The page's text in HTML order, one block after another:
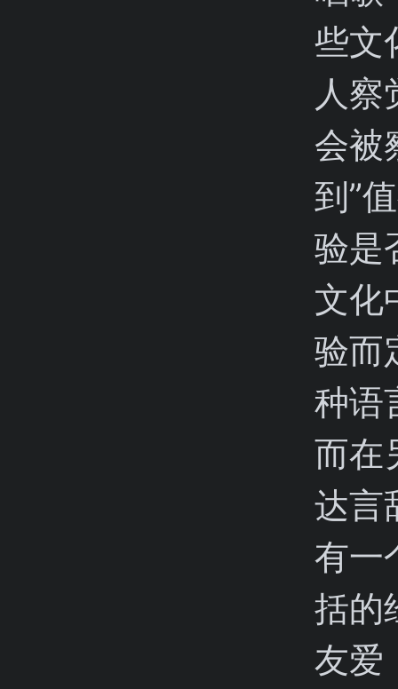
些文
人
会被
到”
验是
文化
验而
种语
而在
达言
有一
括的
友爱